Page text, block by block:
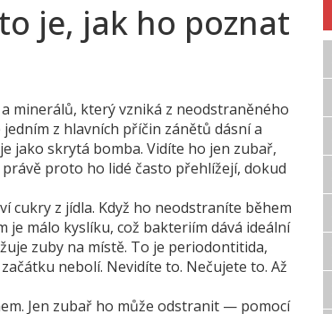
je, jak ho poznat
minerálů, který vzniká z neodstraněného
jedním z hlavních příčin zánětů dásní a
jako skrytá bomba. Vidíte ho jen zubař,
proto ho lidé často přehlížejí, dokud
cukry z jídla. Když ho neodstraníte během
je málo kyslíku, což bakteriím dává ideální
zuby na místě. To je periodontitida,
nebolí. Nevidíte to. Nečujete to. Až
Jen zubař ho může odstranit — pomocí